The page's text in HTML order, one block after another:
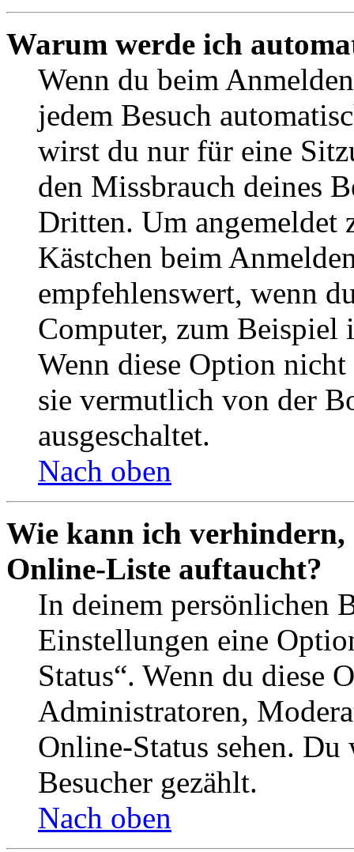
Warum werde ich
Wenn du beim
jedem Besuch
wirst du nur für eine
den Missbrauch deines
Dritten. Um angemeldet
Kästchen beim
empfehlenswert, wenn
Computer, zum Beispiel
Wenn diese Option
sie vermutlich von der
ausgeschaltet.
Nach oben
Wie kann ich verhindern,
Online-Liste auftaucht?
In deinem persönlichen
Einstellungen eine
Status“. Wenn du diese
Administratoren,
Online-Status sehen.
Besucher gezählt.
Nach oben